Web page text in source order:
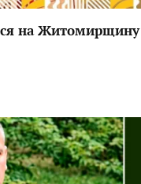
на Житомирщину